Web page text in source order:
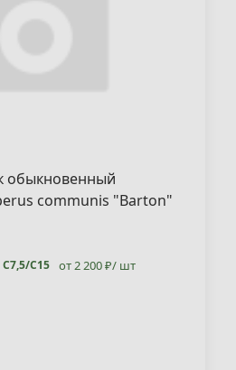
обыкновенный
communis "Barton"
С7,5/С15 от 2 200 ₽/ шт